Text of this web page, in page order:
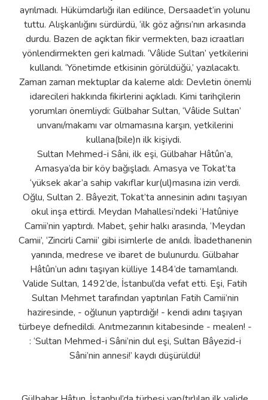
ayrılmadı. Hükümdarlığı ilan edilince, Dersaadet’in yolunu
tuttu. Alışkanlığını sürdürdü, ‘ilk göz ağrısı’nın arkasında
durdu. Bazen de açıktan fikir vermekten, bazı icraatları
yönlendirmekten geri kalmadı. ‘Vâlide Sultan’ yetkilerini
kullandı. ‘Yönetimde etkisinin görüldüğü,’ yazılacaktı.
Zaman zaman mektuplar da kaleme aldı: Devletin önemli
idarecileri hakkında fikirlerini açıkladı. Kimi tarihçilerin
yorumları önemliydi: Gülbahar Sultan, ‘Vâlide Sultan’
unvanı/makamı var olmamasına karşın, yetkilerini
kullana(bile)n ilk kişiydi.
Sultan Mehmed-i Sâni, ilk eşi, Gülbahar Hâtûn’a,
Amasya’da bir köy bağışladı. Amasya ve Tokat’ta
‘yüksek akar’a sahip vakıflar kur(ul)masına izin verdi.
Oğlu, Sultan 2. Bâyezit, Tokat’ta annesinin adını taşıyan
okul inşa ettirdi. Meydan Mahallesi’ndeki ‘Hatûniye
Camii’nin yaptırdı. Mabet, şehir halkı arasında, ‘Meydan
Camii’, ‘Zincirli Camii’ gibi isimlerle de anıldı. İbadethanenin
yanında, medrese ve ibaret de bulunurdu. Gülbahar
Hâtûn’un adını taşıyan külliye 1484’de tamamlandı.
Valide Sultan, 1492’de, İstanbul’da vefat etti. Eşi, Fatih
Sultan Mehmet tarafından yaptırılan Fatih Camii’nin
haziresinde, - oğlunun yaptırdığı! - kendi adını taşıyan
türbeye defnedildi. Anıtmezarının kitabesinde - mealen! -
: ‘Sultan Mehmed-i Sâni’nin dul eşi, Sultan Bâyezid-i
Sâni’nin annesi!’ kaydı düşürüldü!